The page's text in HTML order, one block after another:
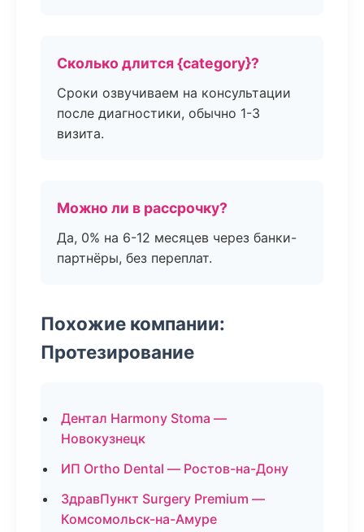
Сколько длится {category}?
Сроки озвучиваем на консультации
после диагностики, обычно 1-3
визита.
Можно ли в рассрочку?
Да, 0% на 6-12 месяцев через банки-
партнёры, без переплат.
Похожие компании:
Протезирование
Дентал Harmony Stoma —
Новокузнецк
ИП Ortho Dental — Ростов-на-Дону
ЗдравПункт Surgery Premium —
Комсомольск-на-Амуре